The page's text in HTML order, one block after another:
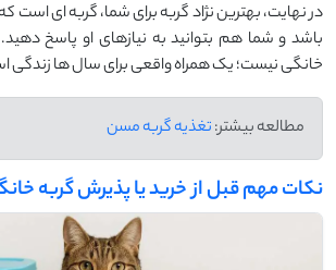
در نهایت، بهترین نژاد گربه برای شما، گربه ‌ای ا‌ست
باشد و شما هم بتوانید به نیازهای او پاسخ
خانگی نیست؛ یک همراه واقعی برای سال ‌ها زندگی
مطالعه بیشتر:تغذیه گربه مسن
نکات مهم قبل از خرید یا پذیرش گربه